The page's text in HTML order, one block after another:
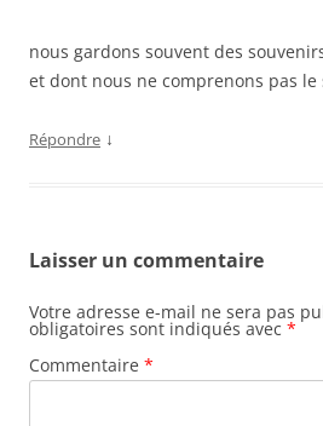
nous gardons souvent des
et dont nous ne comprenons pas le
Répondre ↓
Laisser un commentaire
Votre adresse e-mail ne sera pas
obligatoires sont indiqués avec *
Commentaire *